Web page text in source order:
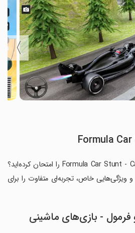
〉
Formula
آیا تابه‌حال برنامه Formula Car Stunt - Car Games را امتحان کرده‌اید؟
و ویژگی‌هایی خاص، تجربه‌ای متفاوت را برای
- بازی‌های ماشینی